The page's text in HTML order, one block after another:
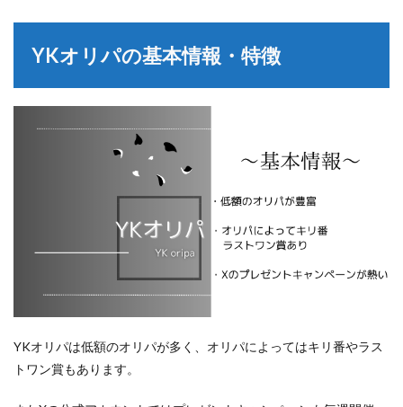
YKオリパの基本情報・特徴
YKオリパは低額のオリパが多く、オリパによってはキリ番やラス
トワン賞もあります。